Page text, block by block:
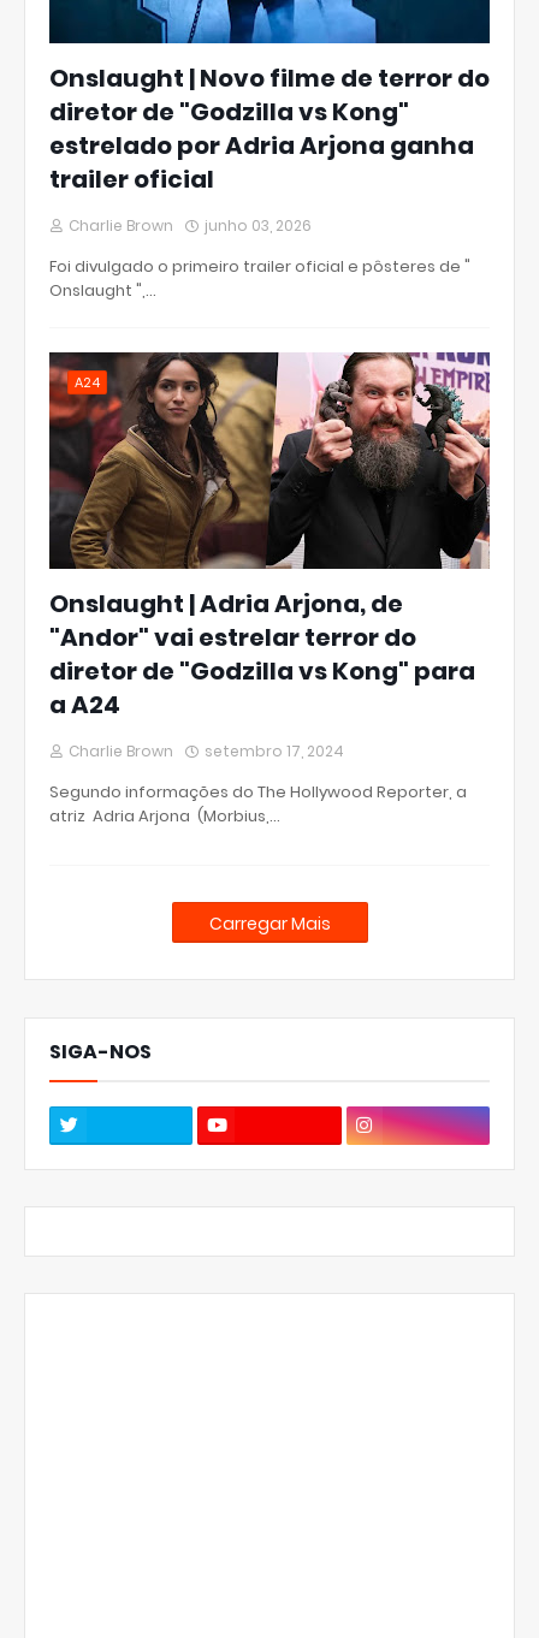
Onslaught | Novo filme de terror do
diretor de "Godzilla vs Kong"
estrelado por Adria Arjona ganha
trailer oficial
Charlie Brown junho 03, 2026
Foi divulgado o primeiro trailer oficial e pôsteres de "
Onslaught ",…
A24
Onslaught | Adria Arjona, de
"Andor" vai estrelar terror do
diretor de "Godzilla vs Kong" para
a A24
Charlie Brown setembro 17, 2024
Segundo informações do The Hollywood Reporter, a
atriz Adria Arjona (Morbius,…
Carregar Mais
SIGA-NOS